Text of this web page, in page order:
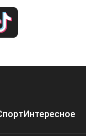
Интересное